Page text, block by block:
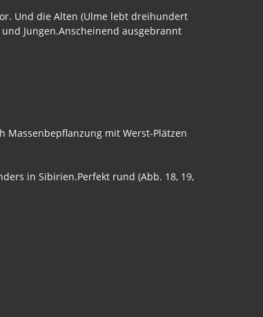
Und die Alten (Ulme lebt dreihundert
Jungen.Anscheinend ausgebrannt
Massenbepflanzung mit Werst-Plätzen
in Sibirien.Perfekt rund (Abb. 18, 19,